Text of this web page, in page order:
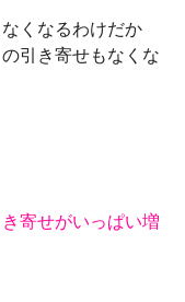
くなるわけだか
引き寄せもなくな
寄せがいっぱい増